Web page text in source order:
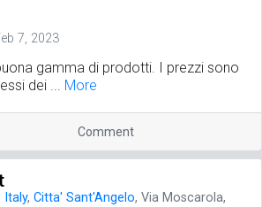
7, 2023
gamma di prodotti. I prezzi sono
dei ... More
Comment
Italy, Citta' Sant'Angelo, Via Moscarola,